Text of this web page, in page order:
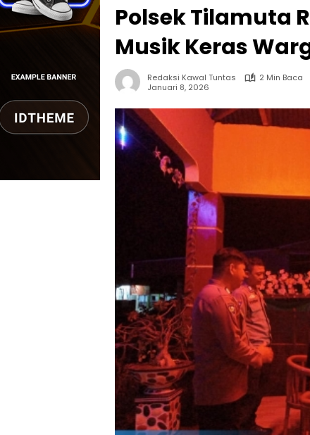
Polsek Tilamuta
Musik Keras
Redaksi Kawal Tuntas
2 Min Baca
Januari 8, 2026